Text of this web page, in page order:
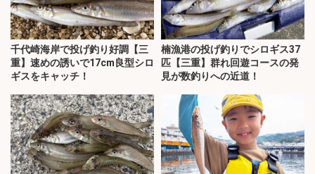
千代崎海岸で投げ釣り好調【三
重】速めの誘いで17cm良型シロ
ギスをキャッチ！
楠漁港の投げ釣りでシロギス37
匹【三重】群れ回遊コースの発
見が数釣りへの近道！